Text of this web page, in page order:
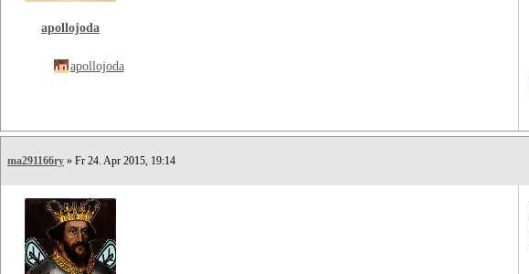
apollojoda
apollojoda
ma291166ry » Fr 24. Apr 2015, 19:14